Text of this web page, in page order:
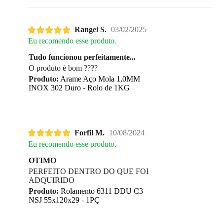
Rangel S. 03/02/2025
Eu recomendo esse produto.
Tudo funcionou perfeitamente...
O produto é bom ????
Produto: Arame Aço Mola 1,0MM
INOX 302 Duro - Rolo de 1KG
Forfil M.
10/08/2024
Eu recomendo esse produto.
OTIMO
PERFEITO DENTRO DO QUE FOI
ADQUIRIDO
Produto: Rolamento 6311 DDU C3
NSJ 55x120x29 - 1PÇ